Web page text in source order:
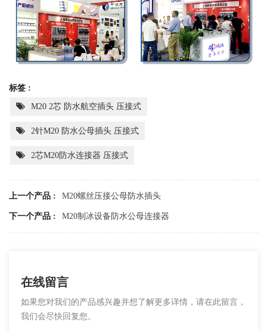
标签 :
M20 2芯 防水航空插头 压接式
2针M20 防水公母插头 压接式
2芯M20防水连接器 压接式
上一个产品 : M20螺丝压接公母防水插头
下一个产品 : M20制冰设备防水公母连接器
在线留言
如果您对我们的产品感兴趣并想了解更多详情，请在此留言，
我们会尽快回复您。